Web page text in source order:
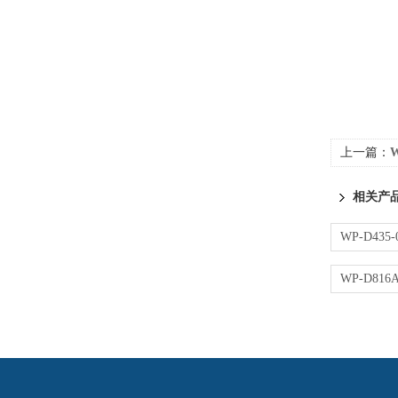
上一篇：
相关产